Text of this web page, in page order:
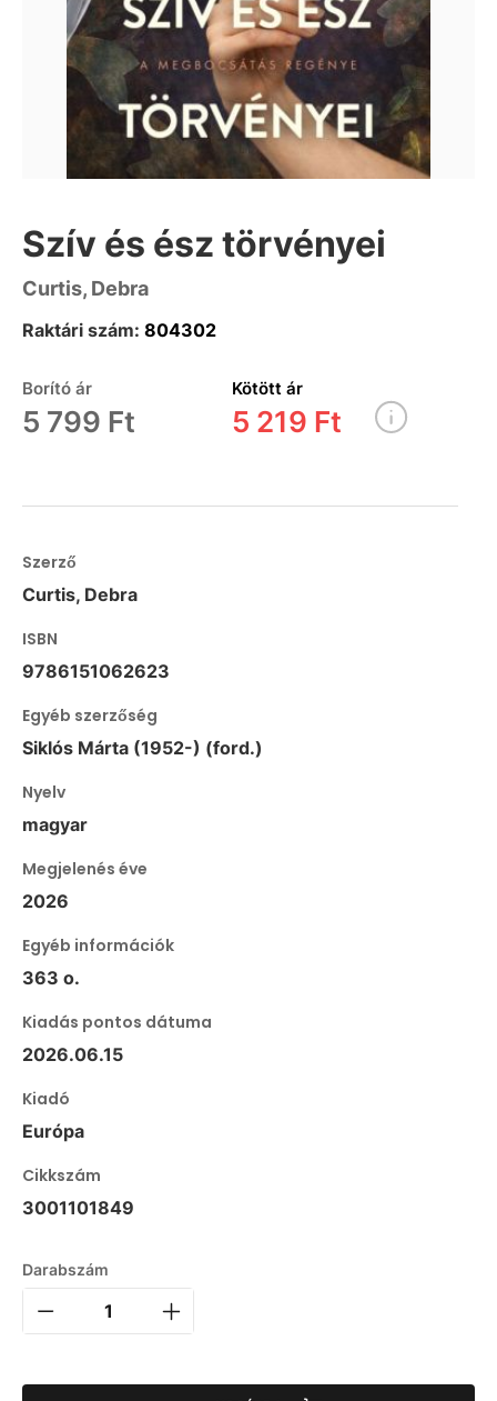
Szív és ész törvényei
Curtis, Debra
Raktári szám: 804302
Borító ár
5 799 Ft
Kötött ár
5 219 Ft
Szerző
Curtis, Debra
ISBN
9786151062623
Egyéb szerzőség
Siklós Márta (1952-) (ford.)
Nyelv
magyar
Megjelenés éve
2026
Egyéb információk
363 o.
Kiadás pontos dátuma
2026.06.15
Kiadó
Európa
Cikkszám
3001101849
Darabszám